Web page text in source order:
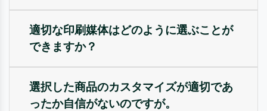
適切な印刷媒体はどのように選ぶことが
できますか？
選択した商品のカスタマイズが適切であ
ったか自信がないのですが。